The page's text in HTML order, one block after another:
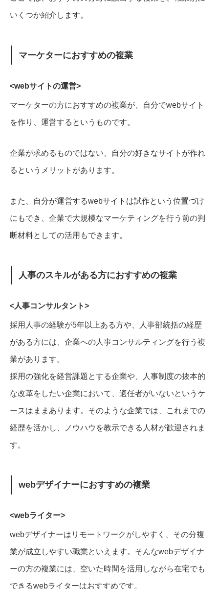
いくつか紹介します。
マーケターにおすすめの複業
<webサイトの運営>
マーケターの方におすすめの複業が、自分でwebサイト
を作り、運営するというものです。
企業が求めるものではない、自分の好きなサイトが作れ
るというメリットがあります。
また、自分が運営するwebサイトは試作という位置づけ
にもでき、企業で大規模なマーケティングを行う前の判
断材料としての活用もできます。
人事のスキルがある方におすすめの複業
<人事コンサルタント>
採用人事の経験が5年以上ある方や、人事部統括の経歴
がある方には、企業への人事コンサルティングを行う複
業があります。
採用の強化を経営課題とする企業や、人事制度の抜本的
な改革をしたい企業において、適任者がいないというケ
ースはままあります。そのような企業では、これまでの
経歴を活かし、ノウハウを教示できる人材が歓迎されま
す。
webデザイナーにおすすめの複業
<webライター>
webデザイナーはリモートワークがしやすく、その分複
業が成立しやすい職業といえます。 そんなwebデザイナ
ーの方の複業には、空いた時間を活用しながら在宅でも
できるwebライターはおすすめです。